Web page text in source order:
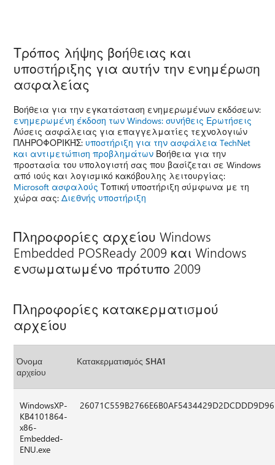
Τρόπος λήψης βοήθειας και
υποστήριξης για αυτήν την ενημέρωση
ασφαλείας
Βοήθεια για την εγκατάσταση ενημερωμένων εκδόσεων:
ενημερωμένη έκδοση των Windows: συνήθεις Ερωτήσεις
Λύσεις ασφάλειας για επαγγελματίες τεχνολογιών
ΠΛΗΡΟΦΟΡΙΚΉΣ: υποστήριξη για την ασφάλεια TechNet
και αντιμετώπιση προβλημάτων Βοήθεια για την
προστασία του υπολογιστή σας που βασίζεται σε Windows
από ιούς και λογισμικό κακόβουλης λειτουργίας:
Microsoft ασφαλούς Τοπική υποστήριξη σύμφωνα με τη
χώρα σας:Διεθνής υποστήριξη
Πληροφορίες αρχείου Windows
Embedded POSReady 2009 και Windows
ενσωματωμένο πρότυπο 2009
Πληροφορίες κατακερματισμού
αρχείου
Όνομα
αρχείου
Κατακερματισμός SHA1
WindowsXP-
KB4101864-
x86-
Embedded-
ENU.exe